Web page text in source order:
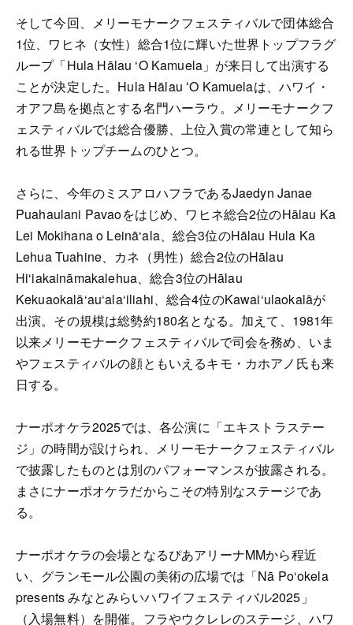
そして今回、メリーモナークフェスティバルで団体総合
1位、ワヒネ（女性）総合1位に輝いた世界トップフラグ
ループ「Hula Hālau ‘O Kamuela」が来日して出演する
ことが決定した。Hula Hālau ʻO Kamuelaは、ハワイ・
オアフ島を拠点とする名門ハーラウ。メリーモナークフ
ェスティバルでは総合優勝、上位入賞の常連として知ら
れる世界トップチームのひとつ。
さらに、今年のミスアロハフラであるJaedyn Janae
Puahaulani Pavaoをはじめ、ワヒネ総合2位のHālau Ka
Lei Mokihana o Leinā‘ala、総合3位のHālau Hula Ka
Lehua Tuahine、カネ（男性）総合2位のHālau
Hi‘iakaināmakalehua、総合3位のHālau
Kekuaokalā‘au‘ala‘iliahi、総合4位のKawai‘ulaokalāが
出演。その規模は総勢約180名となる。加えて、1981年
以来メリーモナークフェスティバルで司会を務め、いま
やフェスティバルの顔ともいえるキモ・カホアノ氏も来
日する。
ナーポオケラ2025では、各公演に「エキストラステー
ジ」の時間が設けられ、メリーモナークフェスティバル
で披露したものとは別のパフォーマンスが披露される。
まさにナーポオケラだからこその特別なステージであ
る。
ナーポオケラの会場となるぴあアリーナMMから程近
い、グランモール公園の美術の広場では「Nā Po‘okela
presents みなとみらいハワイフェスティバル2025」
（入場無料）を開催。フラやウクレレのステージ、ハワ